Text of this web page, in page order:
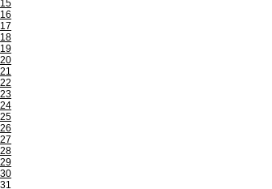
15
16
17
18
19
20
21
22
23
24
25
26
27
28
29
30
31